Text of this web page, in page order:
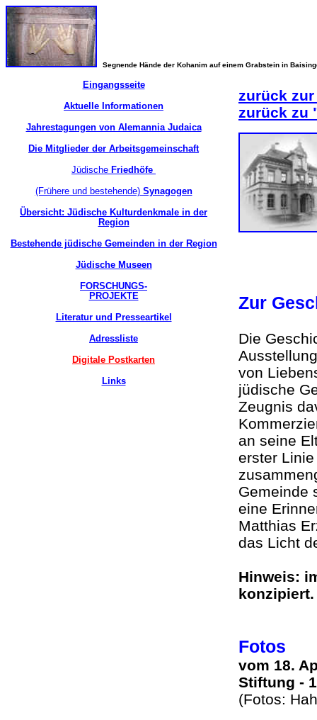
Segnende Hände der Kohanim auf einem Grabstein in
Eingangsseite
Aktuelle Informationen
Jahrestagungen von Alemannia Judaica
Die Mitglieder der Arbeitsgemeinschaft
Jüdische Friedhöfe
(Frühere und bestehende)Synagogen
Übersicht: Jüdische Kulturdenkmale in der
Region
Bestehende jüdische Gemeinden in der Region
Jüdische Museen
FORSCHUNGS-
PROJEKTE
Literatur und Presseartikel
Adressliste
Digitale Postkarten
Links
zurück
zurück zu
Zur
Die
von
jüdische
Zeugnis
an seine
erster
Gemeinde
eine
Matthias
das Licht
Hinweis:
Fotos
vom 18.
Stiftung -
(Fotos: